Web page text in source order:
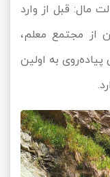
مال: قبل از وارد
مجتمع معلم،
پیاده‌روی به اولین